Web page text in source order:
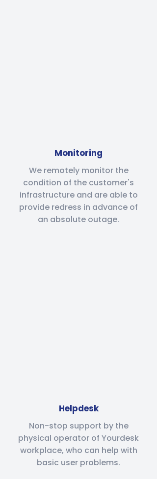
Monitoring
We remotely monitor the
condition of the customer's
infrastructure and are able to
provide redress in advance of
an absolute outage.
Helpdesk
Non-stop support by the
physical operator of Yourdesk
workplace, who can help with
basic user problems.